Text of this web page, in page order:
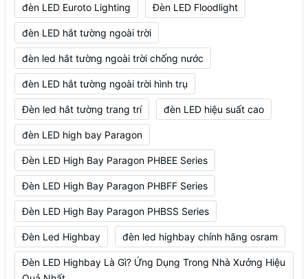
đèn LED Euroto Lighting Đèn LED Floodlight
đèn LED hắt tường ngoài trời
đèn led hắt tường ngoài trời chống nước
đèn LED hắt tường ngoài trời hình trụ
Đèn led hắt tường trang trí đèn LED hiệu suất cao
đèn LED high bay Paragon
Đèn LED High Bay Paragon PHBEE Series
Đèn LED High Bay Paragon PHBFF Series
Đèn LED High Bay Paragon PHBSS Series
Đèn Led Highbay đèn led highbay chính hãng osram
Đèn LED Highbay Là Gì? Ứng Dụng Trong Nhà Xưởng Hiệu